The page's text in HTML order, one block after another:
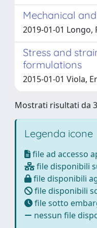
Mechanical
2019-01-01
Stress and
formulations
2015-01-01 Viola,
Mostrati risultati da
Legenda icone
file ad accesso
file disponibili
file disponibili
file disponibili
file sotto
nessun file